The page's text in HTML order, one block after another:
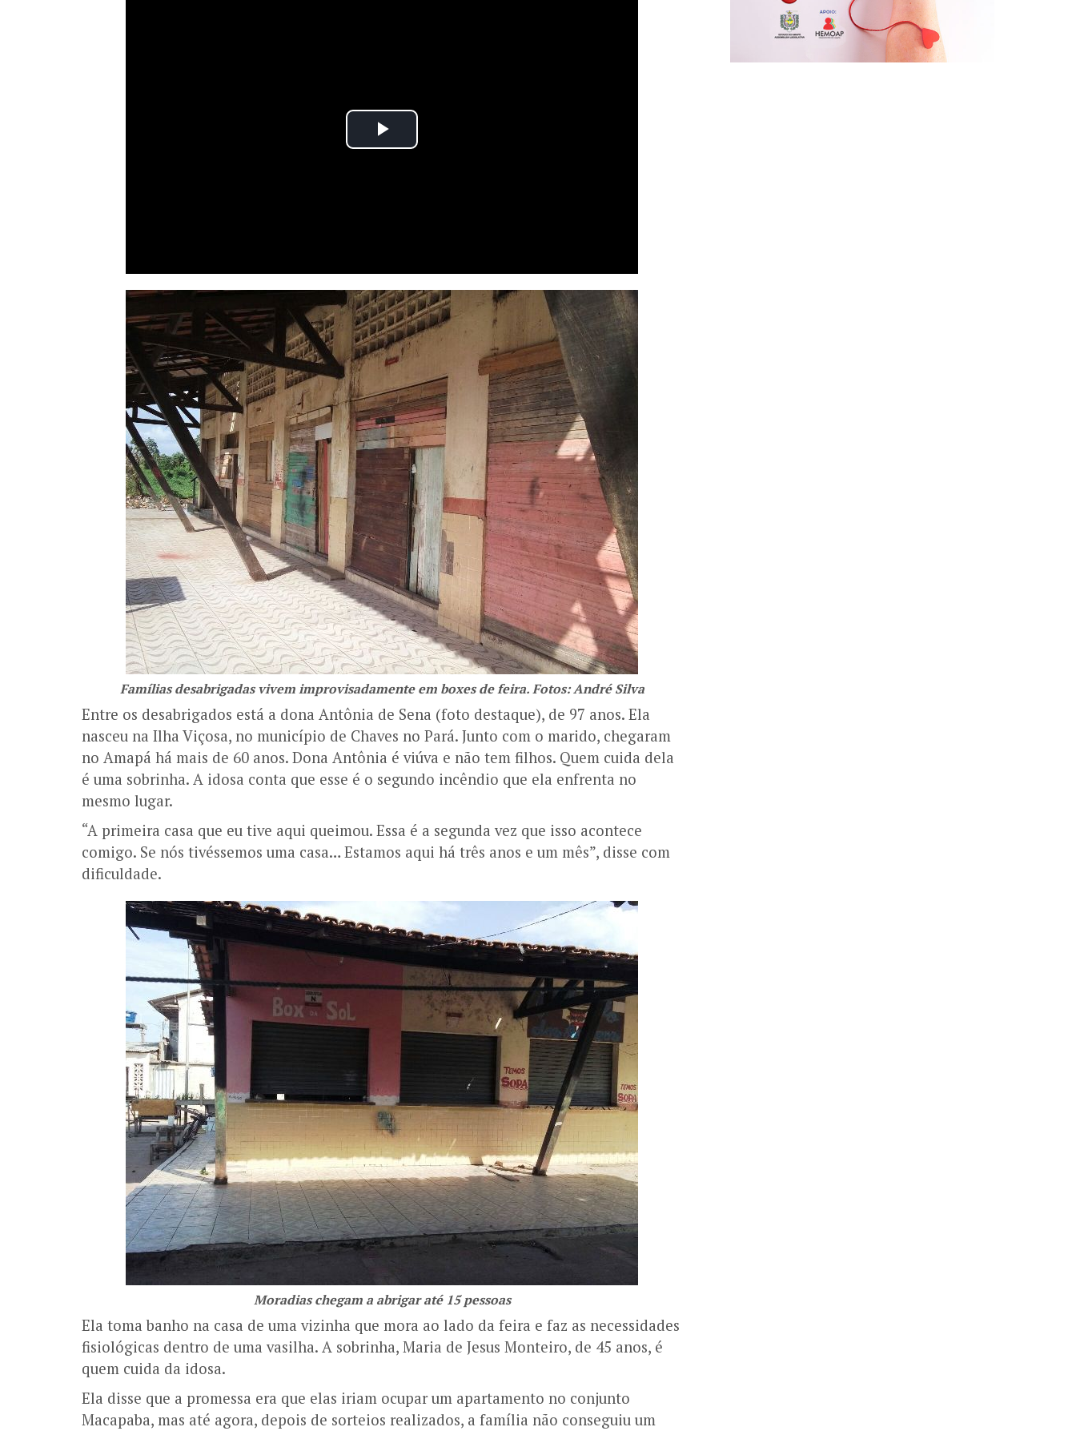
Famílias desabrigadas vivem improvisadamente em boxes de feira. Fotos: André Silva
Entre os desabrigados está a dona Antônia de Sena (foto destaque), de 97 anos. Ela
nasceu na Ilha Viçosa, no município de Chaves no Pará. Junto com o marido, chegaram
no Amapá há mais de 60 anos. Dona Antônia é viúva e não tem filhos. Quem cuida dela
é uma sobrinha. A idosa conta que esse é o segundo incêndio que ela enfrenta no
mesmo lugar.
“A primeira casa que eu tive aqui queimou. Essa é a segunda vez que isso acontece
comigo. Se nós tivéssemos uma casa… Estamos aqui há três anos e um mês”, disse com
dificuldade.
Moradias chegam a abrigar até 15 pessoas
Ela toma banho na casa de uma vizinha que mora ao lado da feira e faz as necessidades
fisiológicas dentro de uma vasilha. A sobrinha, Maria de Jesus Monteiro, de 45 anos, é
quem cuida da idosa.
Ela disse que a promessa era que elas iriam ocupar um apartamento no conjunto
Macapaba, mas até agora, depois de sorteios realizados, a família não conseguiu um